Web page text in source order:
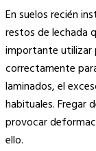
En suelos recién
restos de lechada
importante utilizar
correctamente
laminados, el
habituales. Fregar
provocar
ello.